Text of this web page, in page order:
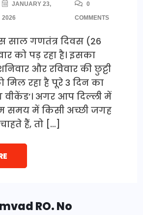
JANUARY 23,
2026
0
COMMENTS
साल गणतंत्र दिवस (26
को पड़ रहा है। इसका
और रविवार की छुट्टी
रहा है पूरे 3 दिन का
वीकेंड’। अगर आप दिल्ली में
समय में किसी अच्छी जगह
हैं, तो […]
RO. No